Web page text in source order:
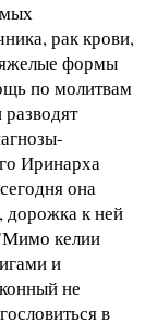
рак крови,
формы
по молитвам
Иринарха
она
дорожка к ней
келии
и
не
в